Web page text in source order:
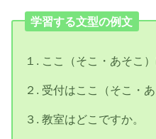
学習する文型の例文
１. ここ（そこ・あそこ）
２. 受付はここ（そこ・あ
３. 教室はどこですか。